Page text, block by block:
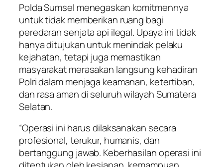
Polda Sumsel menegaskan komitmennya
untuk tidak memberikan ruang bagi
peredaran senjata api ilegal. Upaya ini tidak
hanya ditujukan untuk menindak pelaku
kejahatan, tetapi juga memastikan
masyarakat merasakan langsung kehadiran
Polri dalam menjaga keamanan, ketertiban,
dan rasa aman di seluruh wilayah Sumatera
Selatan.
“Operasi ini harus dilaksanakan secara
profesional, terukur, humanis, dan
bertanggung jawab. Keberhasilan operasi ini